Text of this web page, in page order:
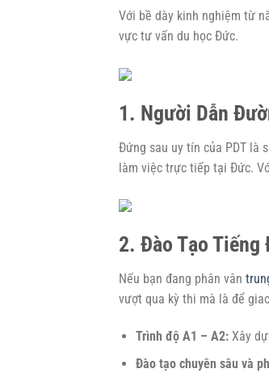
Với bề dày kinh nghiệm từ
vực tư vấn du học Đức.
1. Người Dẫn
Đứng sau uy tín của PDT là
làm việc trực tiếp tại Đức.
2. Đào Tạo Tiếng
Nếu bạn đang phân vân
vượt qua kỳ thi mà là để
Trình độ A1 – A2:Xây
Đào tạo chuyên sâu và